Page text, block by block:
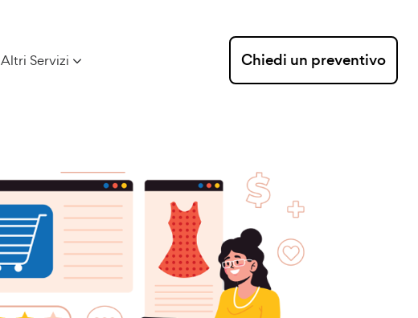
Altri Servizi Chiedi un preventivo